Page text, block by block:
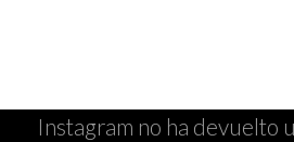
Instagram no ha devuelto